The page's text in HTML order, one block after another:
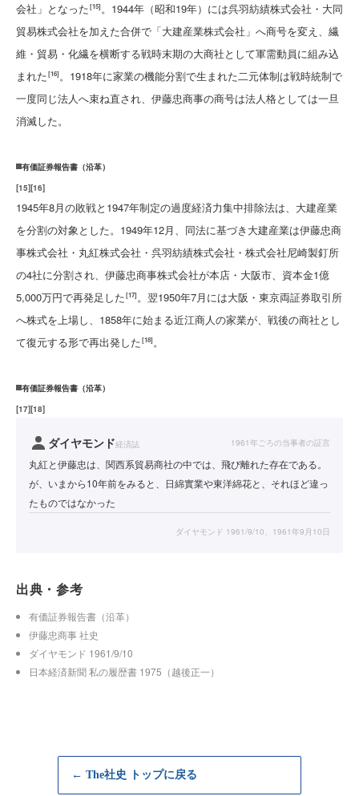
会社」となった[15]。1944年（昭和19年）には呉羽紡績株式会社・大同
貿易株式会社を加えた合併で「大建産業株式会社」へ商号を変え、繊
維・貿易・化繊を横断する戦時末期の大商社として軍需動員に組み込
まれた[16]。1918年に家業の機能分割で生まれた二元体制は戦時統制で
一度同じ法人へ束ね直され、伊藤忠商事の商号は法人格としては一旦
消滅した。
有価証券報告書（沿革）
[15][16]
1945年8月の敗戦と1947年制定の過度経済力集中排除法は、大建産業
を分割の対象とした。1949年12月、同法に基づき大建産業は伊藤忠商
事株式会社・丸紅株式会社・呉羽紡績株式会社・株式会社尼崎製釘所
の4社に分割され、伊藤忠商事株式会社が本店・大阪市、資本金1億
5,000万円で再発足した[17]。翌1950年7月には大阪・東京両証券取引所
へ株式を上場し、1858年に始まる近江商人の家業が、戦後の商社とし
て復元する形で再出発した[18]。
有価証券報告書（沿革）
[17][18]
ダイヤモンド経済誌 1961年ごろの当事者の証言
丸紅と伊藤忠は、関西系貿易商社の中では、飛び離れた存在である。
が、いまから10年前をみると、日綿實業や東洋綿花と、それほど違っ
たものではなかった
ダイヤモンド 1961/9/10、1961年9月10日
出典・参考
有価証券報告書（沿革）
伊藤忠商事 社史
ダイヤモンド 1961/9/10
日本経済新聞 私の履歴書 1975（越後正一）
← The社史 トップに戻る